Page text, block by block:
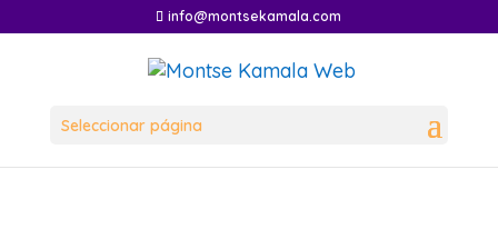
info@montsekamala.com
Seleccionar página